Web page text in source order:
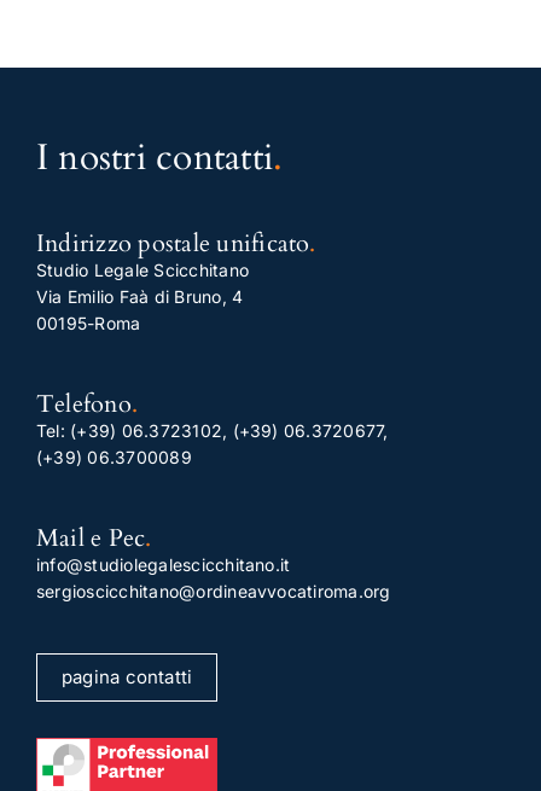
I nostri contatti.
Indirizzo postale unificato.
Studio Legale Scicchitano
Via Emilio Faà di Bruno, 4
00195-Roma
Telefono.
Tel: (+39) 06.3723102, (+39) 06.3720677,
(+39) 06.3700089
Mail e Pec.
info@studiolegalescicchitano.it
sergioscicchitano@ordineavvocatiroma.org
pagina contatti